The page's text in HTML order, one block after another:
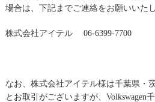
場合は、 下記までご連絡をお願いいたし
株式会社アイテル 06-6399-7700
なお、株式会社アイテル様は千葉県・
とお取引がございますが、 Volkswagen